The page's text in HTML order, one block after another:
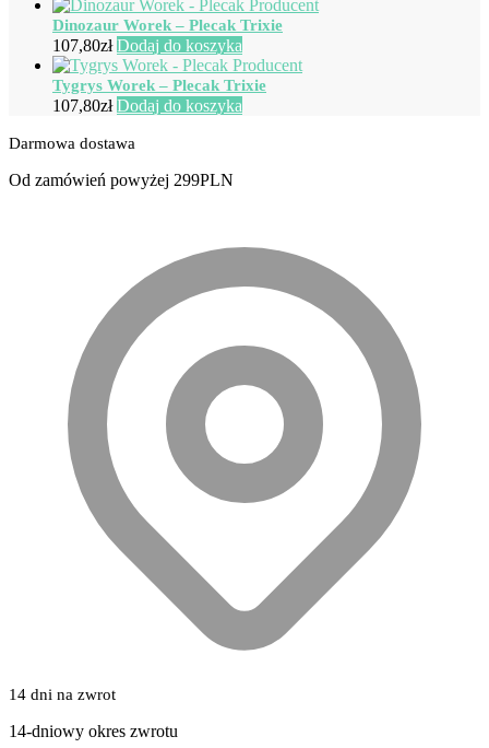
Dinozaur Worek – Plecak Trixie
107,80zł Dodaj do koszyka
Tygrys Worek – Plecak Trixie
107,80zł Dodaj do koszyka
Darmowa dostawa
Od zamówień powyżej 299PLN
14 dni na zwrot
14-dniowy okres zwrotu